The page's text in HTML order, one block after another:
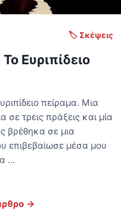
🏷️ Σκέψεις
Ευριπίδειο
πείραμα. Μια
σε τρεις πράξεις και μία
βρέθηκα σε μια
επιβεβαίωσε μέσα μου
...
→